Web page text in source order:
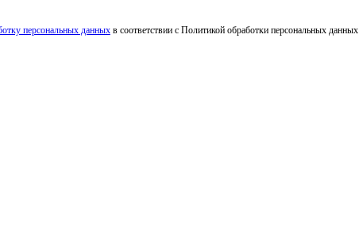
персональных данныхв соответствии с Политикой обработки персональных данных